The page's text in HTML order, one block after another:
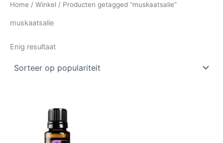
Home / Winkel / Producten getagged “muskaatsalie”
muskaatsalie
Enig resultaat